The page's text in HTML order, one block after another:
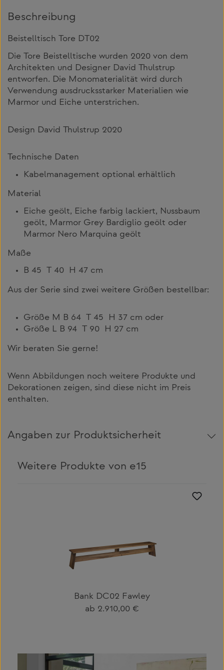
Beschreibung
Beistelltisch Tore DT02
Die Tore Beistelltische wurden 2020 von dem
Architekten und Designer David Thulstrup
entworfen. Die Monomaterialität wird durch
Verwendung ausdrucksstarker Materialien wie
Marmor und Eiche unterstrichen.
Design David Thulstrup 2020
Technische Daten
Kabelmanagement optional erhältlich
Material
Eiche geölt, Eiche farbig lackiert, Nussbaum
geölt, Marmor Grey Bardiglio geölt oder
Marmor Nero Marquina geölt
Maße
B 45 T 40 H 47 cm
Aus der Serie sind zwei weitere Größen bestellbar:
Größe M B 64 T 45 H 37 cm oder
Größe L B 94 T 90 H 27 cm
Wir beraten Sie gerne!
Wenn Abbildungen noch weitere Produkte und
Dekorationen zeigen, sind diese nicht im Preis
enthalten.
Angaben zur Produktsicherheit
Weitere Produkte von e15
Bank DC02 Fawley
Regulärer Preis:
ab 2.910,00 €